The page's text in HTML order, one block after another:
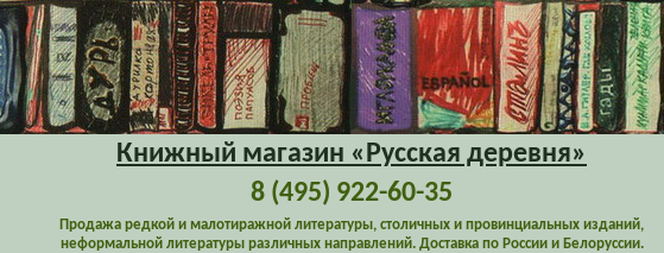
Книжный магазин «Русская деревня»
8 (495) 922-60-35
Продажа редкой и малотиражной литературы, столичных и провинциальных изданий,
неформальной литературы различных направлений. Доставка по России и Белоруссии.